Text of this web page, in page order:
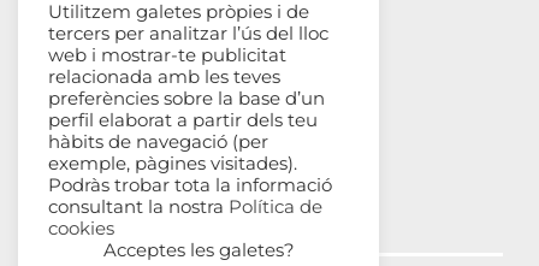
Contacte
Carrer Avinyó, 44 2n
08002 Barcelona
93 302 61 03
esplac@esplac.cat
Utilitzem galetes pròpies i de
tercers per analitzar l’ús del lloc
web i mostrar-te publicitat
relacionada amb les teves
preferències sobre la base d’un
perfil elaborat a partir dels teu
hàbits de navegació (per
exemple, pàgines visitades).
Podràs trobar tota la informació
consultant la nostra Política de
cookies
Acceptes les galetes?